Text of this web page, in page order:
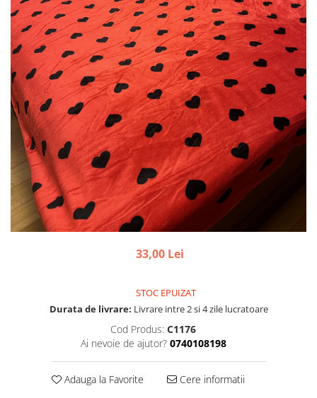
33,00 Lei
STOC EPUIZAT
Durata de livrare: Livrare intre 2 si 4 zile lucratoare
Cod Produs: C1176
Ai nevoie de ajutor? 0740108198
Adauga la Favorite Cere informatii